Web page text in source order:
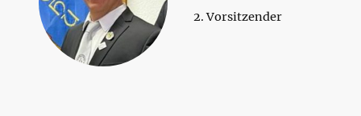
2. Vorsitzender